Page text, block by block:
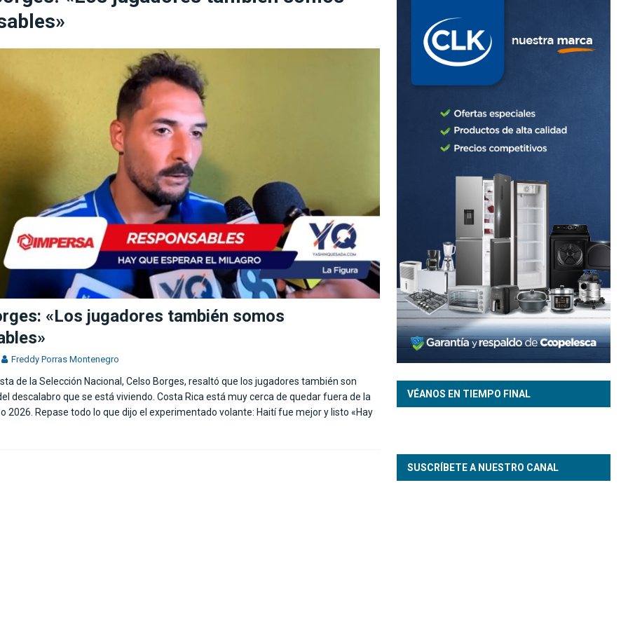
68 años
«Los jugadores también somos
Freddy Porras Montenegro
de la Selección Nacional, Celso Borges, resaltó que los jugadores también son
descalabro que se está viviendo. Costa Rica está muy cerca de quedar fuera de la
2026. Repase todo lo que dijo el experimentado volante: Haití fue mejor y listo «Hay
VÉANOS EN TIEMPO FINAL
SUSCRÍBETE A NUESTRO CANAL